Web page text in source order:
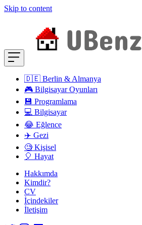
Skip to content
🇩🇪 Berlin & Almanya
🎮 Bilgisayar Oyunları
💾 Programlama
💻 Bilgisayar
😂 Eğlence
✈️ Gezi
🧐 Kişisel
🎈 Hayat
Hakkımda
Kimdir?
CV
İçindekiler
İletişim